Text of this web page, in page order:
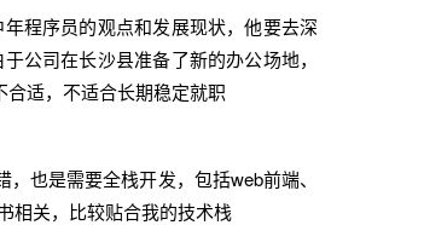
程序员的观点和发展现状，他要去深
公司在长沙县准备了新的办公场地，
适，不适合长期稳定就职
也是需要全栈开发，包括web前端、
相关，比较贴合我的技术栈